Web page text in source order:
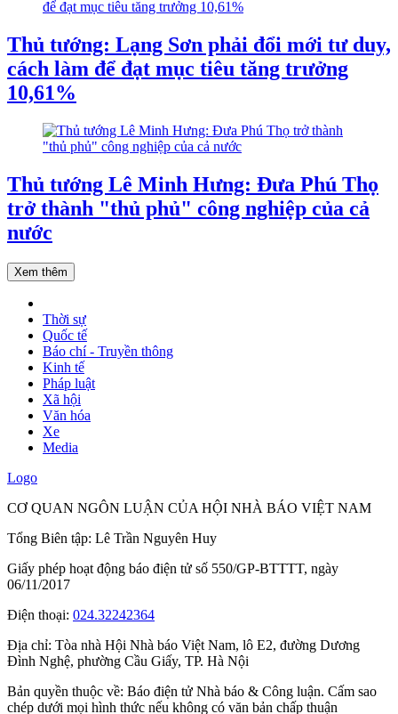
Thủ tướng: Lạng Sơn phải đổi mới tư duy,
cách làm để đạt mục tiêu tăng trưởng
10,61%
Thủ tướng Lê Minh Hưng: Đưa Phú Thọ
trở thành "thủ phủ" công nghiệp của cả
nước
Xem thêm
Thời sự
Quốc tế
Báo chí - Truyền thông
Kinh tế
Pháp luật
Xã hội
Văn hóa
Xe
Media
Logo
CƠ QUAN NGÔN LUẬN CỦA HỘI NHÀ BÁO VIỆT NAM
Tổng Biên tập: Lê Trần Nguyên Huy
Giấy phép hoạt động báo điện tử số 550/GP-BTTTT, ngày
06/11/2017
Điện thoại: 024.32242364
Địa chỉ: Tòa nhà Hội Nhà báo Việt Nam, lô E2, đường Dương
Đình Nghệ, phường Cầu Giấy, TP. Hà Nội
Bản quyền thuộc về: Báo điện tử Nhà báo & Công luận. Cấm sao
chép dưới mọi hình thức nếu không có văn bản chấp thuận